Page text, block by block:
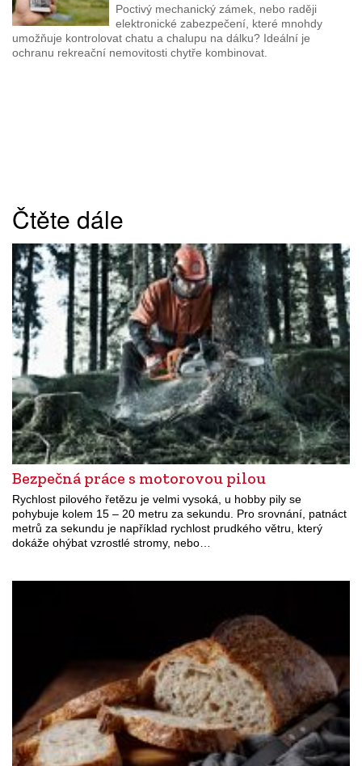
Poctivý mechanický zámek, nebo raději
elektronické zabezpečení, které mnohdy
umožňuje kontrolovat chatu a chalupu na dálku? Ideální je
ochranu rekreační nemovitosti chytře kombinovat.
Čtěte dále
Bezpečná práce s motorovou pilou
Rychlost pilového řetězu je velmi vysoká, u hobby pily se
pohybuje kolem 15 – 20 metru za sekundu. Pro srovnání, patnáct
metrů za sekundu je například rychlost prudkého větru, který
dokáže ohýbat vzrostlé stromy, nebo…